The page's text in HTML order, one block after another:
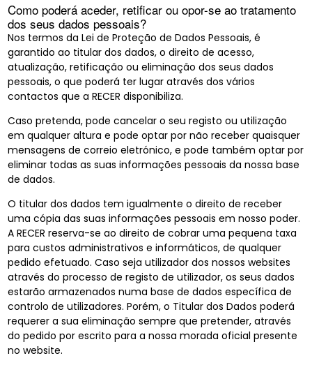
Como poderá aceder, retificar ou opor-se ao tratamento
dos seus dados pessoais?
Nos termos da Lei de Proteção de Dados Pessoais, é
garantido ao titular dos dados, o direito de acesso,
atualização, retificação ou eliminação dos seus dados
pessoais, o que poderá ter lugar através dos vários
contactos que a RECER disponibiliza.
Caso pretenda, pode cancelar o seu registo ou utilização
em qualquer altura e pode optar por não receber quaisquer
mensagens de correio eletrónico, e pode também optar por
eliminar todas as suas informações pessoais da nossa base
de dados.
O titular dos dados tem igualmente o direito de receber
uma cópia das suas informações pessoais em nosso poder.
A RECER reserva-se ao direito de cobrar uma pequena taxa
para custos administrativos e informáticos, de qualquer
pedido efetuado. Caso seja utilizador dos nossos websites
através do processo de registo de utilizador, os seus dados
estarão armazenados numa base de dados específica de
controlo de utilizadores. Porém, o Titular dos Dados poderá
requerer a sua eliminação sempre que pretender, através
do pedido por escrito para a nossa morada oficial presente
no website.